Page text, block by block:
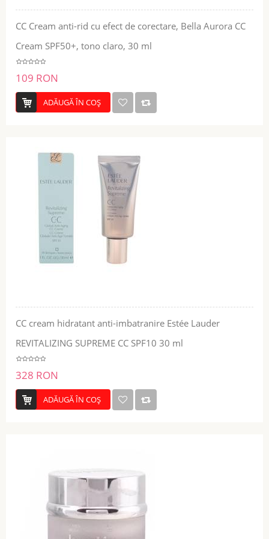
CC Cream anti-rid cu efect de corectare, Bella Aurora CC
Cream SPF50+, tono claro, 30 ml
109 RON
ADĂUGĂ ÎN COŞ
CC cream hidratant anti-imbatranire Estée Lauder
REVITALIZING SUPREME CC SPF10 30 ml
328 RON
ADĂUGĂ ÎN COŞ